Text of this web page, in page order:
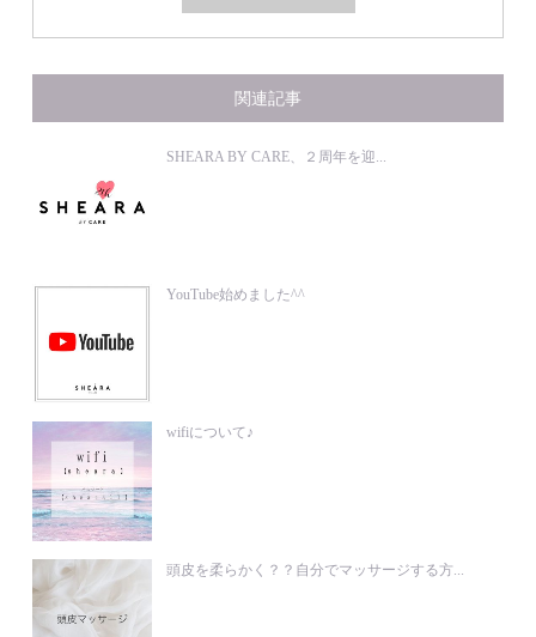
関連記事
SHEARA BY CARE、２周年を迎...
YouTube始めました^^
wifiについて♪
頭皮を柔らかく？？自分でマッサージする方...